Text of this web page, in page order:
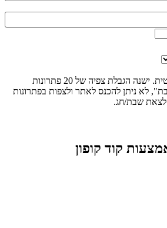
המנוי אינו מתחדש אוטומטית. ישנה הגבלת צפיה של 20 פתרונות
לא ניתן להכנס לאתר ולצפות בפתרונות
לצאת שבת/חג.
קוד קופון